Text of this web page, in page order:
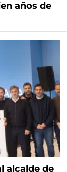
años de
alcalde de